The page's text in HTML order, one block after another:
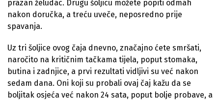
prazan želudac. Drugu šoljicu možete popiti odmah
nakon doručka, a treću uveče, neposredno prije
spavanja.
Uz tri šoljice ovog čaja dnevno, značajno ćete smršati,
naročito na kritičnim tačkama tijela, poput stomaka,
butina i zadnjice, a prvi rezultati vidljivi su već nakon
sedam dana. Oni koji su probali ovaj čaj kažu da se
boljitak osjeća već nakon 24 sata, poput bolje probave, a